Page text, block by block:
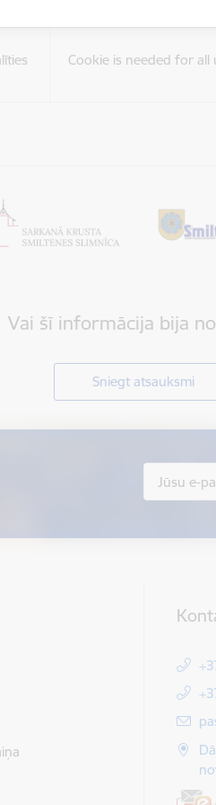
Cookie is needed for
Vai šī informācija bija
Sniegt atsauksmi
E-